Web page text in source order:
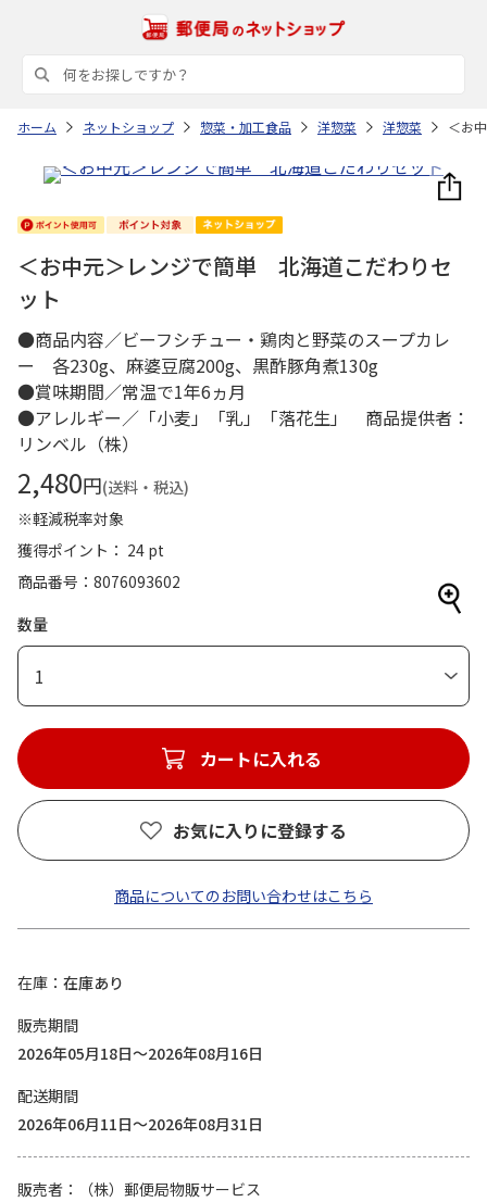
ホーム ネットショップ 惣菜・加工食品 洋惣菜 洋惣菜 ＜お
＜お中元＞レンジで簡単 北海道こだわりセ
ット
●商品内容／ビーフシチュー・鶏肉と野菜のスープカレ
ー 各230g、麻婆豆腐200g、黒酢豚角煮130g
●賞味期間／常温で1年6ヵ月
●アレルギー／「小麦」「乳」「落花生」 商品提供者：
リンベル（株）
2,480円(送料・税込)
※軽減税率対象
獲得ポイント： 24 pt
商品番号
8076093602
数量
1
カートに入れる
お気に入りに登録する
商品についてのお問い合わせはこちら
在庫
在庫あり
販売期間
2026年05月18日～2026年08月16日
配送期間
2026年06月11日～2026年08月31日
販売者
（株）郵便局物販サービス